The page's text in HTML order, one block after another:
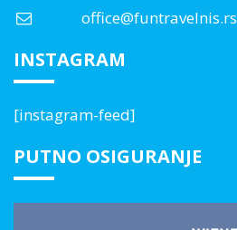
office@funtravelnis.rs
INSTAGRAM
[instagram-feed]
PUTNO OSIGURANJE